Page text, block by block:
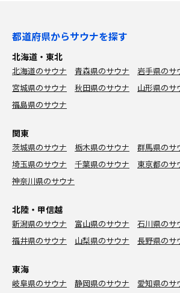
都道府県からサウナを探す
北海道・東北
北海道のサウナ 青森県のサウナ
岩手県のサ
宮城県のサウナ
秋田県のサウナ
山形県のサ
福島県のサウナ
関東
茨城県のサウナ 栃木県のサウナ
群馬県のサ
埼玉県のサウナ
千葉県のサウナ
東京都のサ
神奈川県のサウナ
北陸・甲信越
新潟県のサウナ 富山県のサウナ
石川県のサ
福井県のサウナ
山梨県のサウナ 長野県のサ
東海
岐阜県のサウナ 静岡県のサウナ
愛知県のサ